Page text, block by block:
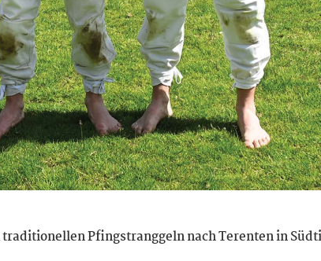
Pfingstranggeln nach Terenten in